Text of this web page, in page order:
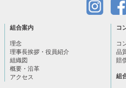
組合案内
理念
理事長挨拶・役員紹介
組織図
概要・沿革
アクセス
コ
コ
品
賠
組